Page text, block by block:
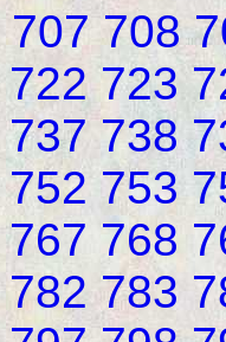
707 708
722 723
737 738
752 753
767 768
782 783